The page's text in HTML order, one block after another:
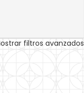
filtros avanzados